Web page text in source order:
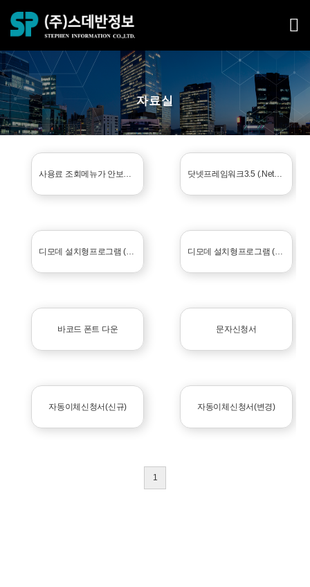
자료실
사용료 조회메뉴가 안보일 때 닷넷프레임워크3.5 (.NetFrameWork3.5) 설치
디모데 설치형프로그램 (교적) 디모데 설치형프로그램 (재정)
바코드 폰트 다운 문자신청서
자동이체신청서(신규) 자동이체신청서(변경)
1